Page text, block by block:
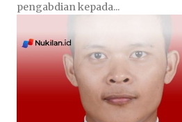
pengabdian kepada...